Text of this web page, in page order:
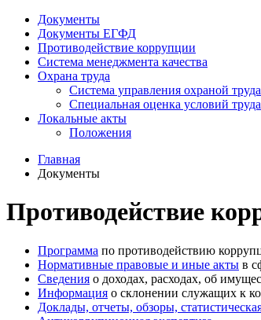
Документы
Документы ЕГФД
Противодействие коррупции
Система менеджмента качества
Охрана труда
Система управления охраной труда
Специальная оценка условий труда
Локальные акты
Положения
Главная
Документы
Противодействие
Программа по противодействию
Нормативные правовые и иные акты в
Сведения о доходах, расходах, об
Информация о склонении служащих к
Доклады, отчеты, обзоры,